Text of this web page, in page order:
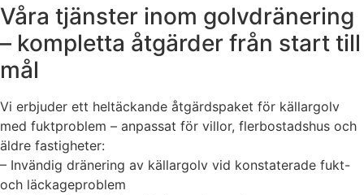
Våra tjänster inom golvdränering
– kompletta åtgärder från start till
mål
Vi erbjuder ett heltäckande åtgärdspaket för källargolv
med fuktproblem – anpassat för villor, flerbostadshus och
äldre fastigheter:
– Invändig dränering av källargolv vid konstaterade fukt-
och läckageproblem